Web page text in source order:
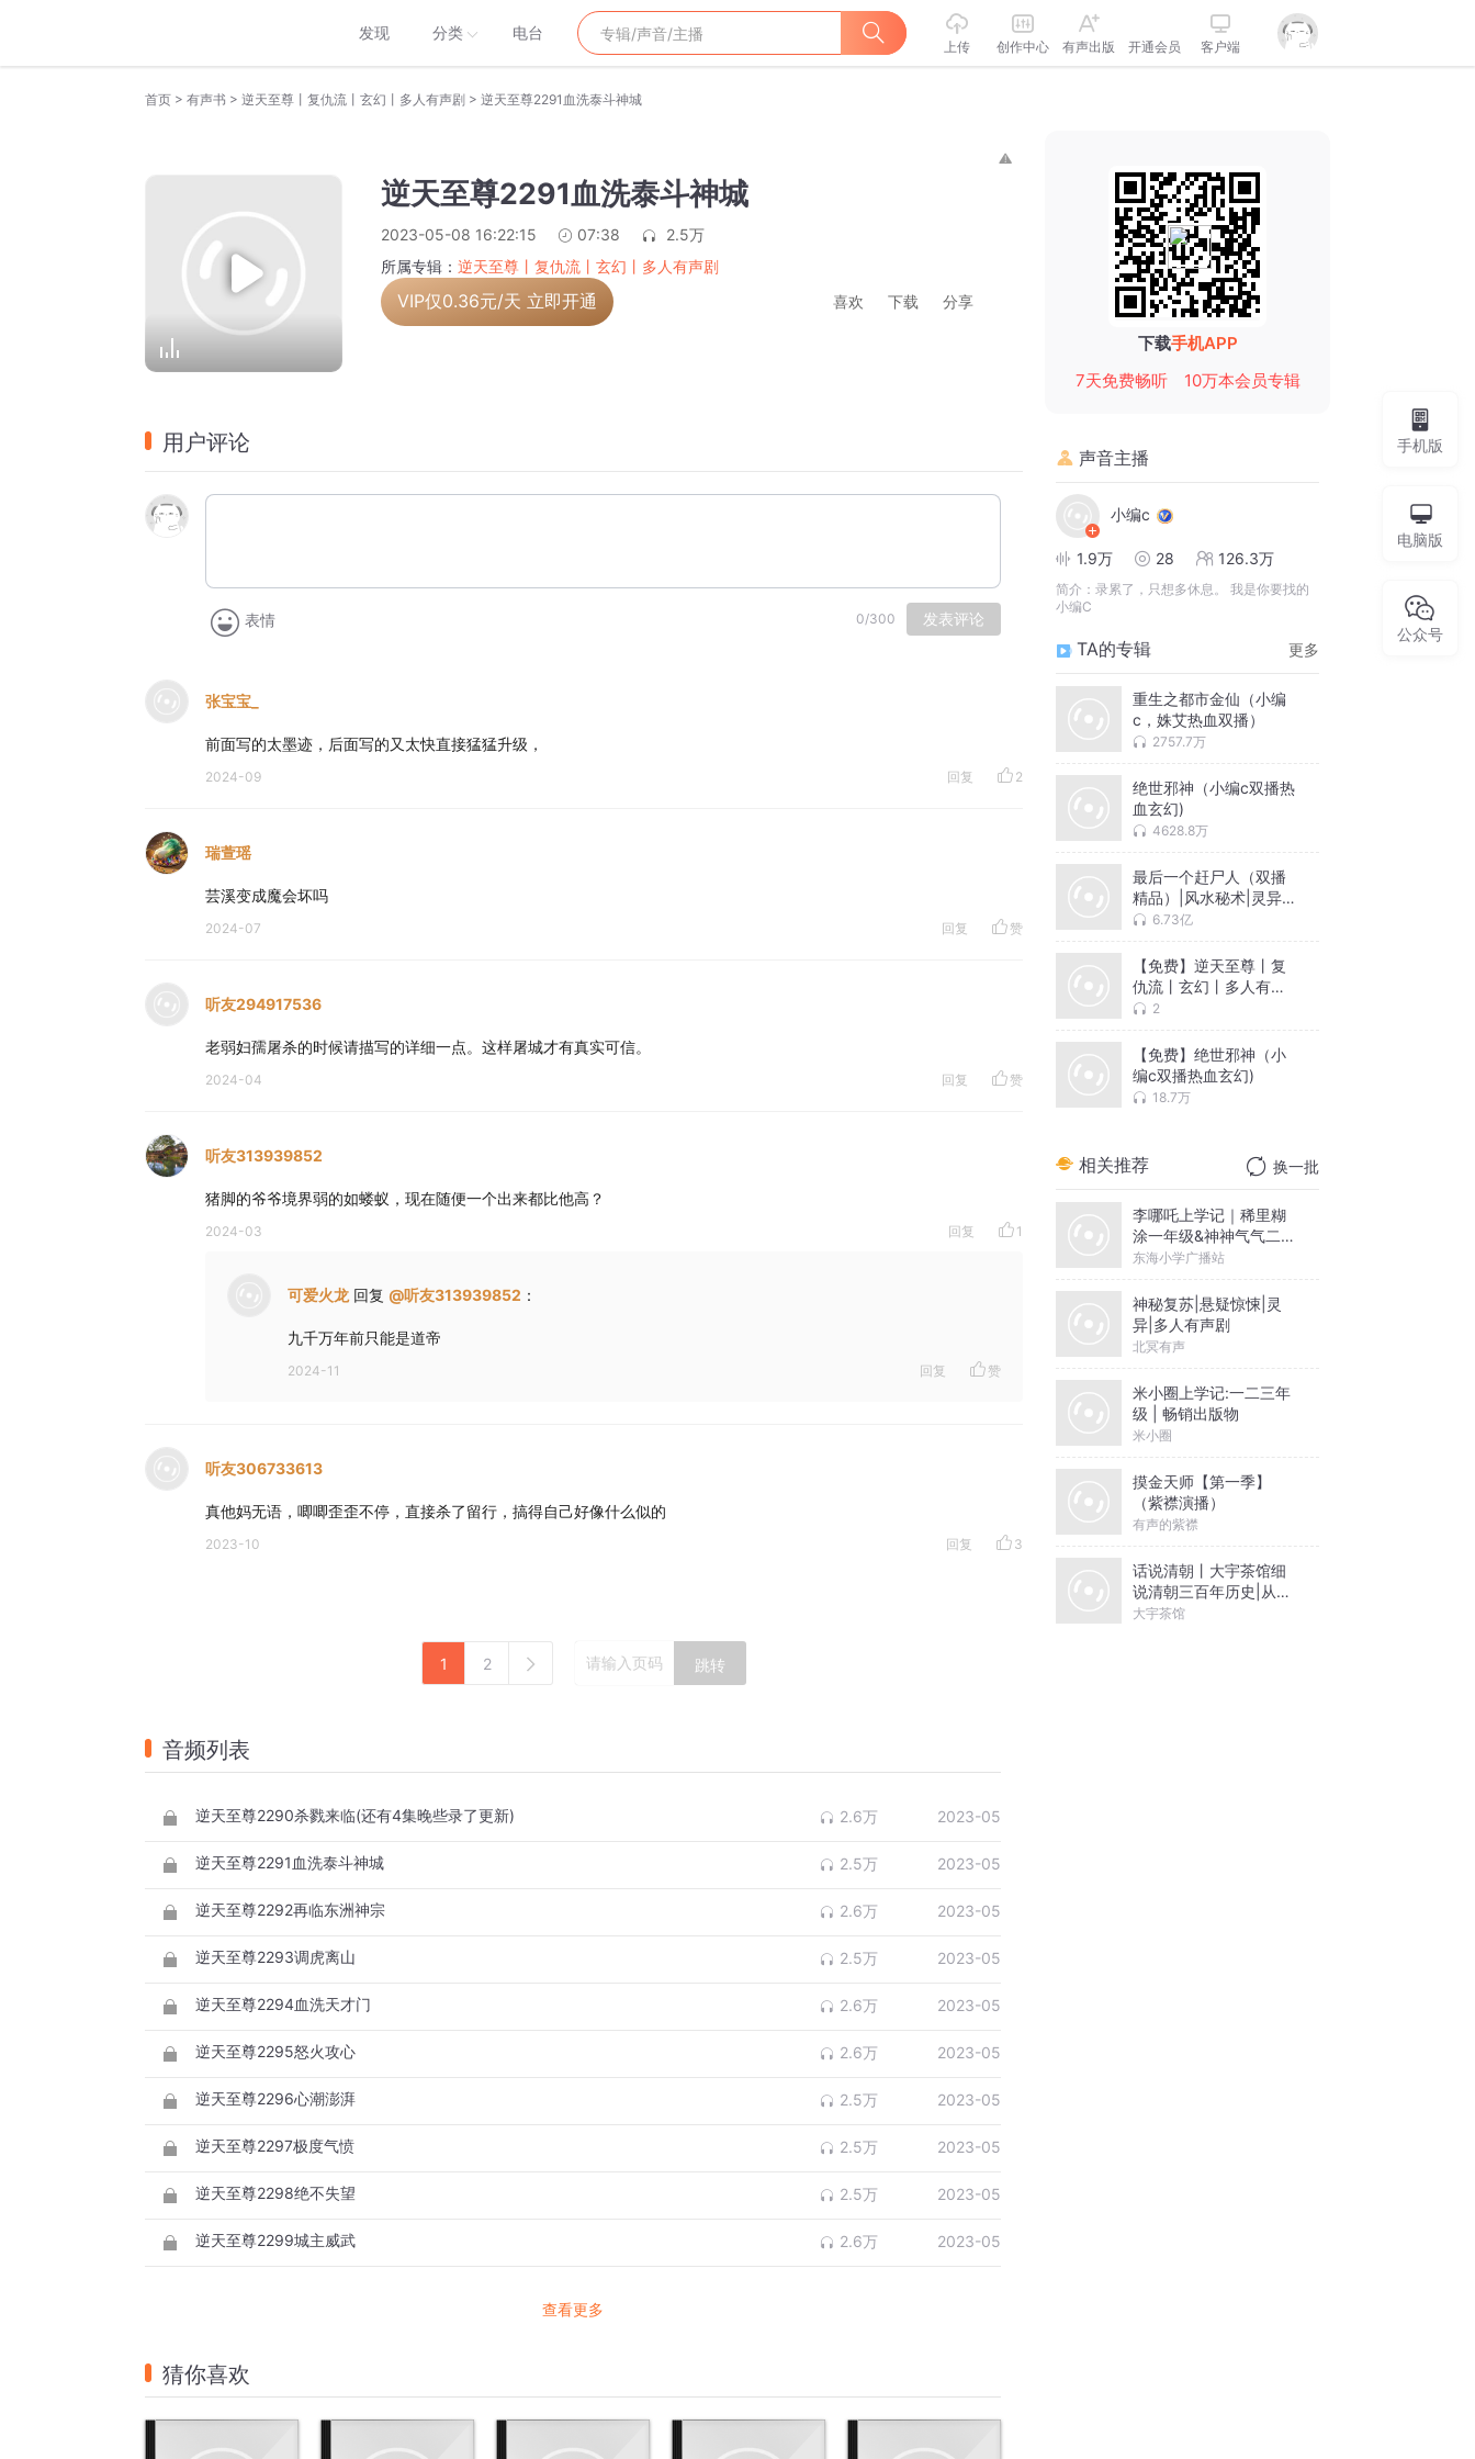
发现 分类 电台
上传 创作中心 有声出版 开通会员 客户端
首页 > 有声书 > 逆天至尊丨复仇流丨玄幻丨多人有声剧 > 逆天至尊2291血洗泰斗神城
逆天至尊2291血洗泰斗神城
2023-05-08 16:22:15 07:38
2.5万
所属专辑： 逆天至尊丨复仇流丨玄幻丨多人有声剧
VIP仅0.36元/天 立即开通 喜欢 下载 分享
用户评论
表情 0/300 发表评论
张宝宝_
前面写的太墨迹，后面写的又太快直接猛猛升级，
2024-09 回复 2
瑞萱瑶
芸溪变成魔会坏吗
2024-07 回复 赞
听友294917536
老弱妇孺屠杀的时候请描写的详细一点。这样屠城才有真实可信。
2024-04 回复 赞
听友313939852
猪脚的爷爷境界弱的如蝼蚁，现在随便一个出来都比他高？
2024-03 回复 1
可爱火龙 回复 @听友313939852 ：
九千万年前只能是道帝
2024-11 回复 赞
听友306733613
真他妈无语，唧唧歪歪不停，直接杀了留行，搞得自己好像什么似的
2023-10 回复 3
1 2 跳转
音频列表
逆天至尊2290杀戮来临(还有4集晚些录了更新) 2.6万 2023-05
逆天至尊2291血洗泰斗神城 2.5万 2023-05
逆天至尊2292再临东洲神宗 2.6万 2023-05
逆天至尊2293调虎离山 2.5万 2023-05
逆天至尊2294血洗天才门 2.6万 2023-05
逆天至尊2295怒火攻心 2.6万 2023-05
逆天至尊2296心潮澎湃 2.5万 2023-05
逆天至尊2297极度气愤 2.5万 2023-05
逆天至尊2298绝不失望 2.5万 2023-05
逆天至尊2299城主威武 2.6万 2023-05
查看更多
猜你喜欢
下载手机APP
7天免费畅听
10万本会员专辑
声音主播
小编c
1.9万 28 126.3万
简介： 录累了，只想多休息。 我是你要找的
小编C
TA的专辑 更多
重生之都市金仙（小编
c，姝艾热血双播）
2757.7万
绝世邪神（小编c双播热
血玄幻)
4628.8万
最后一个赶尸人（双播
精品）|风水秘术|灵异传
说 6.73亿
【免费】逆天至尊丨复
仇流丨玄幻丨多人有声
剧 2
【免费】绝世邪神（小
编c双播热血玄幻)
18.7万
相关推荐 换一批
李哪吒上学记｜稀里糊
涂一年级&神神气气二年
级
东海小学广播站
神秘复苏|悬疑惊悚|灵
异|多人有声剧
北冥有声
米小圈上学记:一二三年
级 | 畅销出版物
米小圈
摸金天师【第一季】
（紫襟演播）
有声的紫襟
话说清朝丨大宇茶馆细
说清朝三百年历史|从努
尔哈赤到末代皇帝溥仪|
大宇茶馆
手机版
电脑版
公众号